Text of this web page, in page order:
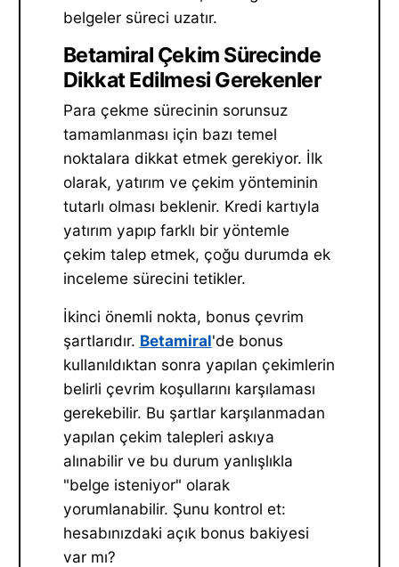
belgeler süreci uzatır.
Betamiral Çekim Sürecinde
Dikkat Edilmesi Gerekenler
Para çekme sürecinin sorunsuz
tamamlanması için bazı temel
noktalara dikkat etmek gerekiyor. İlk
olarak, yatırım ve çekim yönteminin
tutarlı olması beklenir. Kredi kartıyla
yatırım yapıp farklı bir yöntemle
çekim talep etmek, çoğu durumda ek
inceleme sürecini tetikler.
İkinci önemli nokta, bonus çevrim
şartlarıdır. Betamiral'de bonus
kullanıldıktan sonra yapılan çekimlerin
belirli çevrim koşullarını karşılaması
gerekebilir. Bu şartlar karşılanmadan
yapılan çekim talepleri askıya
alınabilir ve bu durum yanlışlıkla
"belge isteniyor" olarak
yorumlanabilir. Şunu kontrol et:
hesabınızdaki açık bonus bakiyesi
var mı?